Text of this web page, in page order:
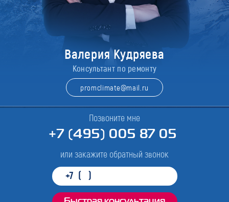
Валерия Кудряева
Консультант по ремонту
promclimate@mail.ru
Позвоните мне
+7 (495) 005 87 05
или закажите обратный звонок